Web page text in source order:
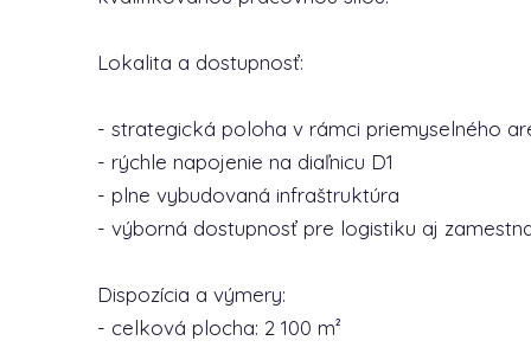
Lokalita a dostupnosť:
- strategická poloha v rámci priemyselného
- rýchle napojenie na diaľnicu D1
- plne vybudovaná infraštruktúra
- výborná dostupnosť pre logistiku aj
Dispozícia a výmery:
- celková plocha: 2 100 m²